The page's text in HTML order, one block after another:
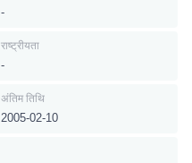
-
राष्ट्रीयता
-
अंतिम तिथि
2005-02-10